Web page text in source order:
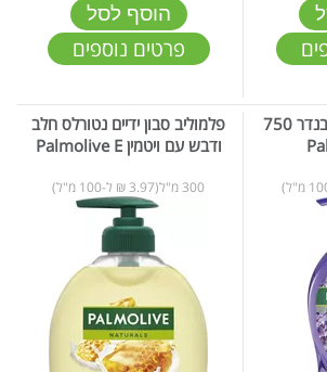
הוסף לסל
פרטים נוספים
פלמוליב ג'ל רחצה לבנדר 750
פלמוליב סבון ידיים נטורלס חלב
ודבש עם ויטמין Palmolive E
300 מ"ל(3.97 ₪ ל-100 מ"ל)